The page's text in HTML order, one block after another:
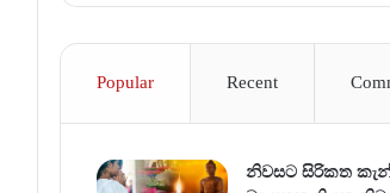
Popular Recent
නිවසට සිරිකත